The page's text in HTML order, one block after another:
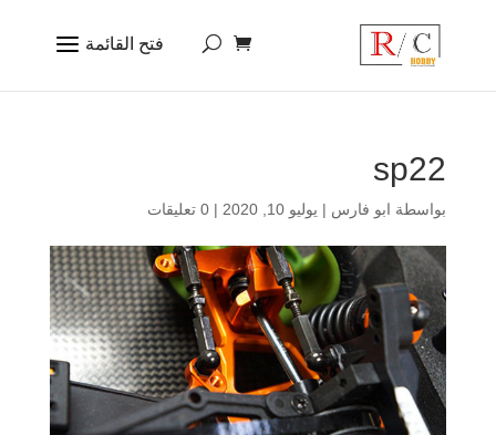
sp22
بواسطة ابو فارس | يوليو 10, 2020 | 0 تعليقات